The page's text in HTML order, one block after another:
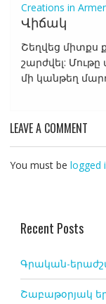
Creations in
Վիճակ
Շեղվեց միտքս
շարժվել: Մութը
մի կանթեղ
LEAVE A COMMENT
You must be logged
Recent Posts
Գրական-
Շաբաթօրյակ